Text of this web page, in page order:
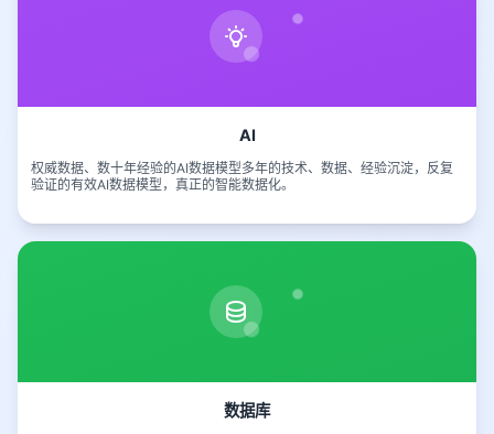
AI
权威数据、数十年经验的AI数据模型多年的技术、数据、经验沉淀，反复
验证的有效AI数据模型，真正的智能数据化。
数据库